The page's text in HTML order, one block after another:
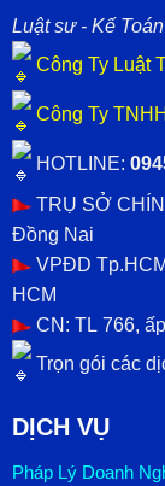
Luật sư - Kế
Công Ty Luật
Công Ty
HOTLINE:
TRỤ SỞ
Đồng Nai
VPĐD
HCM
CN: TL 766,
Trọn gói các
DỊCH VỤ
Pháp Lý Doanh